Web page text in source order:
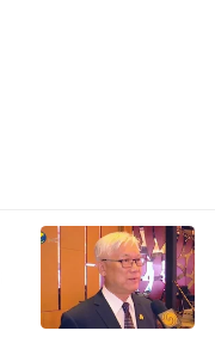
。
the videos,
and posted
is a social media
storage